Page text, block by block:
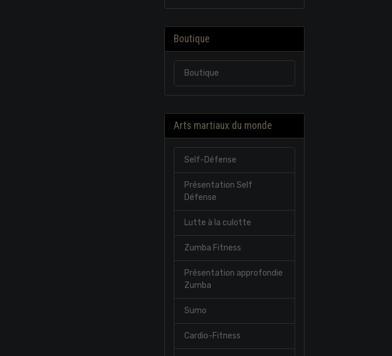
Boutique
Boutique
Arts martiaux du monde
Self-Défense
Présentation Self
Défense
Lutte à la culotte
Zumba Fitness
Présentation approfondie
Zumba
Sumo
Cardio-Fitness